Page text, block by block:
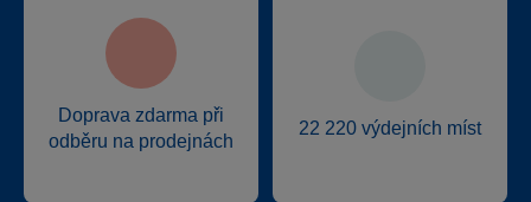
Doprava zdarma při
odběru na prodejnách
22 220 výdejních míst